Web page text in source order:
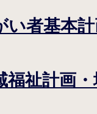
い者基本
福祉計画